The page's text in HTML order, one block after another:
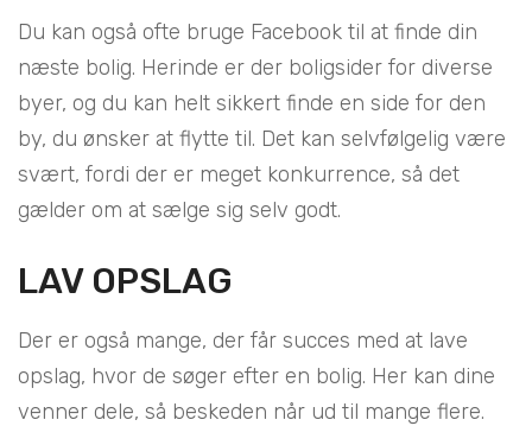
Du kan også ofte bruge Facebook til at finde din
næste bolig. Herinde er der boligsider for diverse
byer, og du kan helt sikkert finde en side for den
by, du ønsker at flytte til. Det kan selvfølgelig være
svært, fordi der er meget konkurrence, så det
gælder om at sælge sig selv godt.
LAV OPSLAG
Der er også mange, der får succes med at lave
opslag, hvor de søger efter en bolig. Her kan dine
venner dele, så beskeden når ud til mange flere.